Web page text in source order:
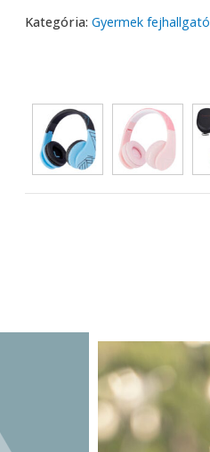
Kategória: Gyermek fejhallgató